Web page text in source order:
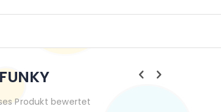
Produkt bewertet